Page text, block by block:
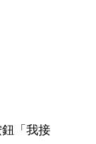
「我接